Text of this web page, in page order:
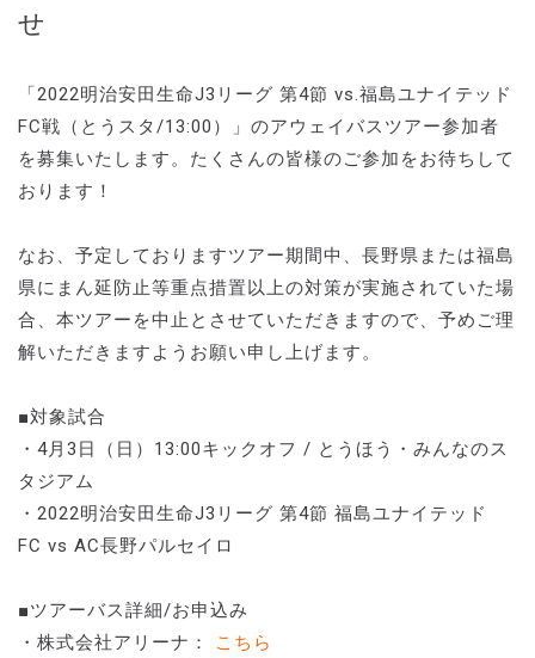
せ
「2022明治安田生命J3リーグ 第4節 vs.福島ユナイテッド
FC戦（とうスタ/13:00）」のアウェイバスツアー参加者
を募集いたします。たくさんの皆様のご参加をお待ちして
おります！
なお、予定しておりますツアー期間中、長野県または福島
県にまん延防止等重点措置以上の対策が実施されていた場
合、本ツアーを中止とさせていただきますので、予めご理
解いただきますようお願い申し上げます。
■対象試合
・4月3日（日）13:00キックオフ / とうほう・みんなのス
タジアム
・2022明治安田生命J3リーグ 第4節 福島ユナイテッド
FC vs AC長野パルセイロ
■ツアーバス詳細/お申込み
・株式会社アリーナ：
こちら